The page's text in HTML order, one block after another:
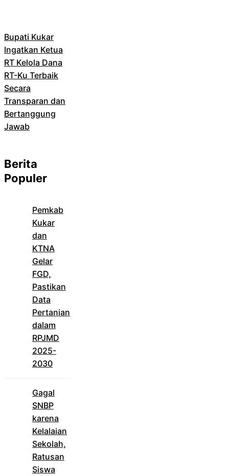
Bupati Kukar
Ingatkan Ketua
RT Kelola Dana
RT-Ku Terbaik
Secara
Transparan dan
Bertanggung
Jawab
Berita
Populer
Pemkab
Kukar
dan
KTNA
Gelar
FGD,
Pastikan
Data
Pertanian
dalam
RPJMD
2025-
2030
Gagal
SNBP
karena
Kelalaian
Sekolah,
Ratusan
Siswa